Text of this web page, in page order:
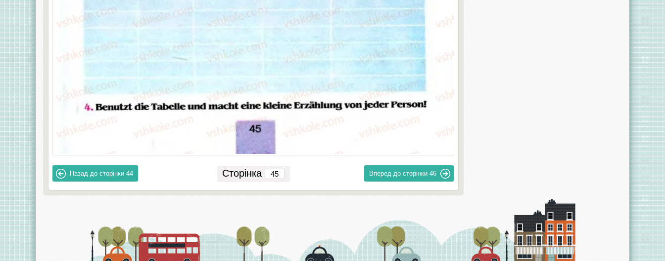
Назад до сторінки 44 Сторінка Вперед до сторінки 46